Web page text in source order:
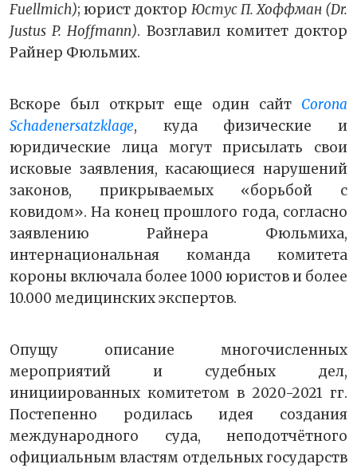
Fuellmich); юрист доктор Юстус П. Хоффман (Dr.
Justus P. Hoffmann). Возглавил комитет доктор
Райнер Фюльмих.
Вскоре был открыт еще один сайт Corona
Schadenersatzklage, куда физические и
юридические лица могут присылать свои
исковые заявления, касающиеся нарушений
законов, прикрываемых «борьбой с
ковидом». На конец прошлого года, согласно
заявлению Райнера Фюльмиха,
интернациональная команда комитета
короны включала более 1000 юристов и более
10.000 медицинских экспертов.
Опущу описание многочисленных
мероприятий и судебных дел,
инициированных комитетом в 2020-2021 гг.
Постепенно родилась идея создания
международного суда, неподотчётного
официальным властям отдельных государств